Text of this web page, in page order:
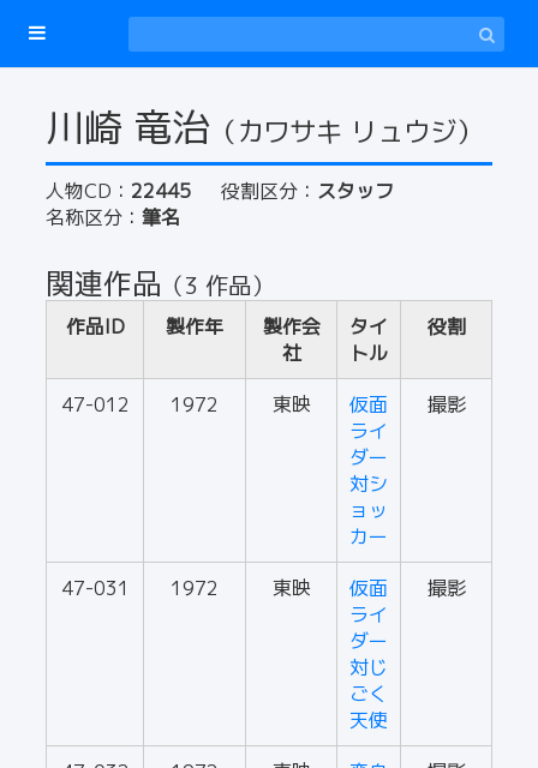
川崎 竜治 （カワサキ リュウジ）
人物CD： 22445 役割区分： スタッフ
名称区分： 筆名
関連作品 （3 作品）
作品ID 製作年
製作会
社
タイ
トル
役割
47-012 1972 東映
仮面
ライ
ダー
対シ
ョッ
カー
撮影
47-031 1972 東映
仮面
ライ
ダー
対じ
ごく
天使
撮影